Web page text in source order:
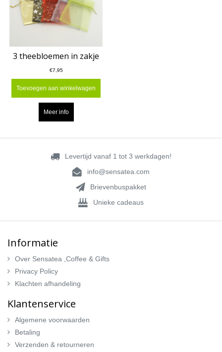
3 theebloemen in zakje
€7,95
Toevoegen aan winkelwagen
Meer info
Levertijd vanaf 1 tot 3 werkdagen!
info@sensatea.com
Brievenbuspakket
Unieke cadeaus
Informatie
Over Sensatea ,Coffee & Gifts
Privacy Policy
Klachten afhandeling
Klantenservice
Algemene voorwaarden
Betaling
Verzenden & retourneren